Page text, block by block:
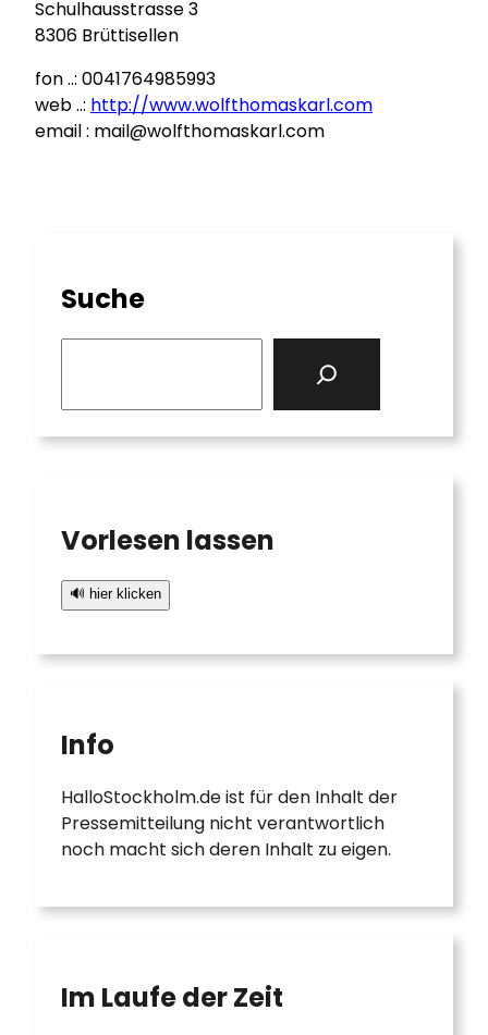
Schulhausstrasse 3
8306 Brüttisellen
fon ..: 0041764985993
web ..: http://www.wolfthomaskarl.com
email : mail@wolfthomaskarl.com
Suche
Vorlesen lassen
🔊 hier klicken
Info
HalloStockholm.de ist für den Inhalt der
Pressemitteilung nicht verantwortlich
noch macht sich deren Inhalt zu eigen.
Im Laufe der Zeit